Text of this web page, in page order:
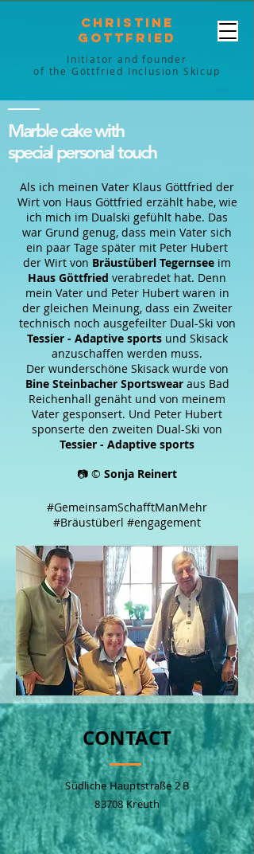
Christine
Gottfried
Initiator and founder
of the Göttfried Inclusion Skicup
Marble cake with
special personal touch
Als ich meinen Vater Klaus Göttfried der
Wirt von Haus Göttfried erzählt habe, wie
ich mich im Dualski gefühlt habe. Das
war Grund genug, dass mein Vater sich
ein paar Tage später mit Peter Hubert
der Wirt von Bräustüberl Tegernsee im
Haus Göttfried verabredet hat. Denn
mein Vater und Peter Hubert waren in
der gleichen Meinung, dass ein Zweiter
technisch noch ausgefeilter Dual-Ski von
Tessier - Adaptive sportsund Skisack
anzuschaffen werden muss.
Der wunderschöne Skisack wurde von
Bine Steinbacher Sportswearaus Bad
Reichenhall genäht und von meinem
Vater gesponsert. Und Peter Hubert
sponserte den zweiten Dual-Ski von
Tessier - Adaptive sports
📷 © Sonja Reinert
#GemeinsamSchafftManMehr
#Bräustüberl #engagement
CONTACT
Südliche Hauptstraße 2 B
83708 Kreuth